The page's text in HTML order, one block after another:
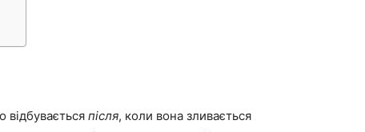
після, коли вона зливається